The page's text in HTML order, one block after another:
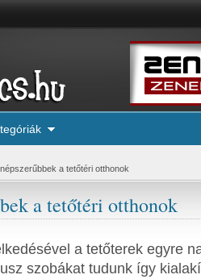
a tetőtéri otthonok
a tetőtéri otthonok
a tetőterek egyre
szobákat tudunk így